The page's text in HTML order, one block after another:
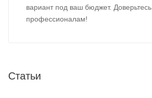
вариант под ваш бюджет. Доверьтесь
профессионалам!
Статьи